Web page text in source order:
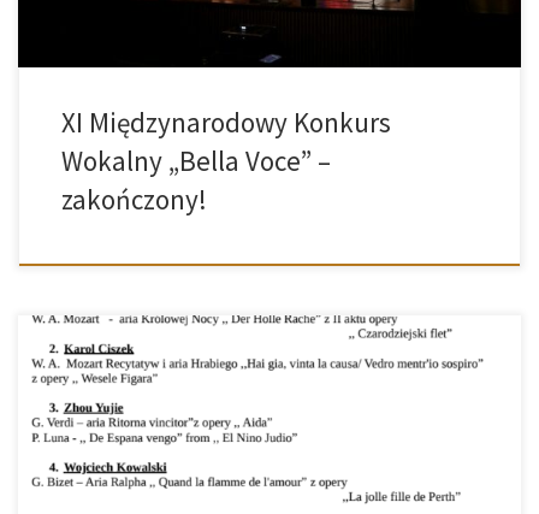
XI Międzynarodowy Konkurs
Wokalny „Bella Voce” –
zakończony!